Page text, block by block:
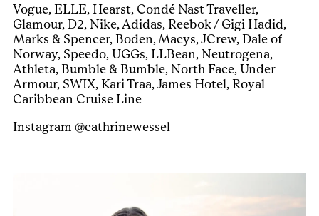
Vogue, ELLE, Hearst, Condé Nast Traveller,
Glamour, D2, Nike, Adidas, Reebok / Gigi Hadid,
Marks & Spencer, Boden, Macys, JCrew, Dale of
Norway, Speedo, UGGs, LLBean, Neutrogena,
Athleta, Bumble & Bumble, North Face, Under
Armour, SWIX, Kari Traa, James Hotel, Royal
Caribbean Cruise Line
Instagram @cathrinewessel